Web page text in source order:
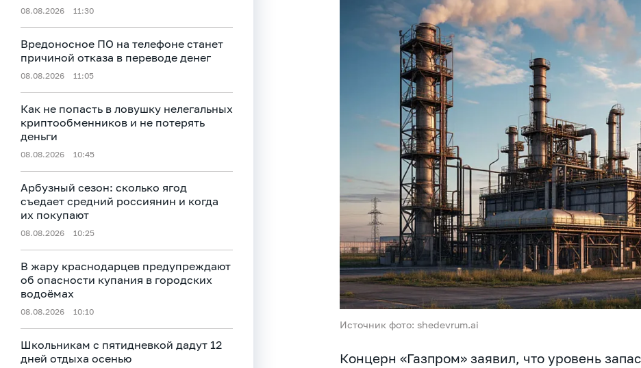
08.08.2026 11:30
Вредоносное ПО на телефоне станет
причиной отказа в переводе денег
08.08.2026 11:05
Как не попасть в ловушку нелегальных
криптообменников и не потерять
деньги
08.08.2026 10:45
Арбузный сезон: сколько ягод
съедает средний россиянин и когда
их покупают
08.08.2026 10:25
В жару краснодарцев предупреждают
об опасности купания в городских
водоёмах
08.08.2026 10:10
Школьникам с пятидневкой дадут 12
дней отдыха осенью
Источник фото: shedevrum.ai
Концерн «Газпром» заявил, что уровень